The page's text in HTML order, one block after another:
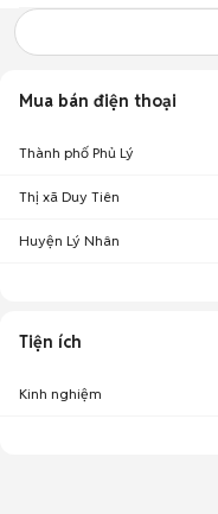
Mua bán điện thoại
Thành phố Phủ Lý
Thị xã Duy Tiên
Huyện Lý Nhân
Tiện ích
Kinh nghiệm